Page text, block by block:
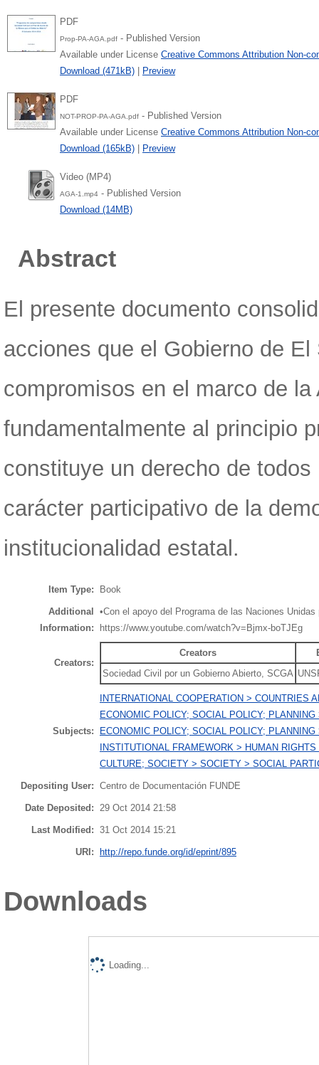
PDF
Prop-PA-AGA.pdf - Published Version
Available under License Creative Commons Attribution Non-
Download (471kB) | Preview
PDF
NOT-PROP-PA-AGA.pdf - Published Version
Available under License Creative Commons Attribution Non-
Download (165kB) | Preview
Video (MP4)
AGA-1.mp4 - Published Version
Download (14MB)
Abstract
El presente documento
acciones que el Gobierno de
compromisos en el marco de
fundamentalmente al principio
constituye un derecho de
carácter participativo de la
institucionalidad estatal.
Item Type: Book
Additional
Information:
•Con el apoyo del Programa de las Naciones
https://www.youtube.com/watch?v=Bjmx-boTJEg
Creators:
Creators
Sociedad Civil por un Gobierno Abierto, SCGA
Subjects:
INTERNATIONAL COOPERATION > COUNTRIES
ECONOMIC POLICY; SOCIAL POLICY;
ECONOMIC POLICY; SOCIAL POLICY;
INSTITUTIONAL FRAMEWORK > HUMAN
CULTURE; SOCIETY > SOCIETY > SOCIAL
Depositing User: Centro de Documentación FUNDE
Date Deposited: 29 Oct 2014 21:58
Last Modified: 31 Oct 2014 15:21
URI: http://repo.funde.org/id/eprint/895
Downloads
Loading...